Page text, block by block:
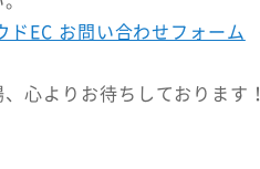
EC お問い合わせフォーム
心よりお待ちしております！